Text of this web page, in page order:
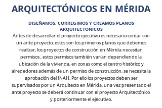
ARQUITECTÓNICOS EN MÉRIDA
DISEÑAMOS, CORREGIMOS Y CREAMOS PLANOS
ARQUITECTONICOS
Antes de desarrollar el proyecto ejecutivo es necesario contar con
un ante proyecto, estos son los primeros planos que debemos
realizar, los proyectos de construcción en Mérida necesitan
permisos , estos permisos también varían dependiendo la
ubicación de la vivienda, en zonas como el centro histórico y
alrededores además de un permiso de construcción, se necesita la
aprobación del INAH. Por ello los proyectos deben ser
supervisados por un Arquitecto en Mérida, una vez presentado el
ante proyecto se deberá continuar con el proyecto Arquitectónico
y posteriormente el ejecutivo.